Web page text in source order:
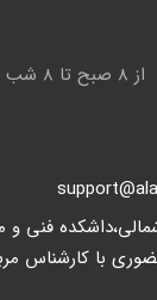
از 8 صبح تا ۸ شب
شمالی،داشکده فنی
با کارشناس